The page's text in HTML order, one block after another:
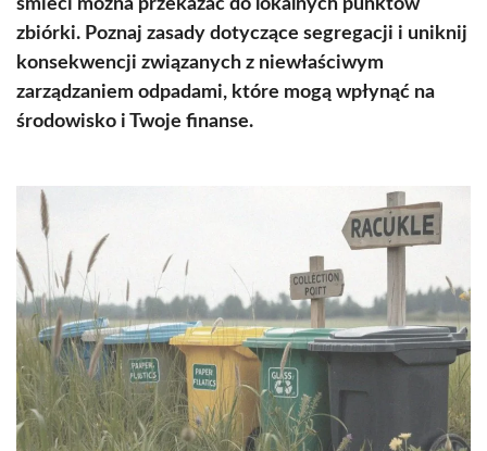
śmieci można przekazać do lokalnych punktów
zbiórki. Poznaj zasady dotyczące segregacji i uniknij
konsekwencji związanych z niewłaściwym
zarządzaniem odpadami, które mogą wpłynąć na
środowisko i Twoje finanse.